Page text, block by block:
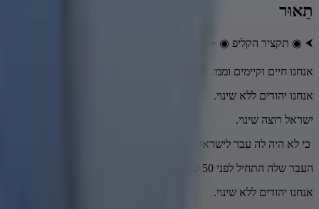
תֵאוּר
⮜ ◉ תקציר הקליפ ◉ ➤
אנחנו חיים וקיימים וממשיכים את אותה המסורת בת אלפי שנים בלא
אנחנו יהודים ללא שינוי.
ישראל רוצה שינוי.
כי לא היה לה עבר לישראל החילונית
העבר שלה התחיל לפני 50 שנה
אנחנו יהודים ללא שינוי.